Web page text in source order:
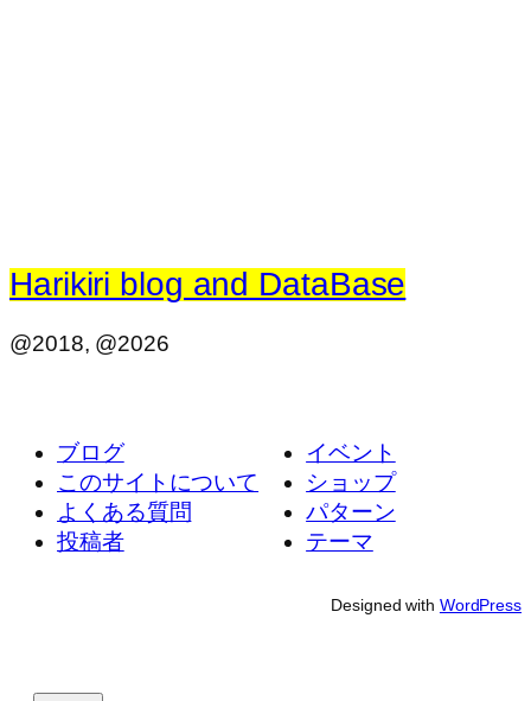
Harikiri blog and DataBase
@2018, @2026
ブログ
このサイトについて
よくある質問
投稿者
イベント
ショップ
パターン
テーマ
Designed with WordPress